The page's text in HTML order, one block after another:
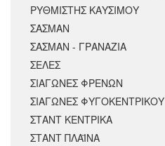
ΡΥΘΜΙΣΤΗΣ ΚΑΥΣΙΜΟΥ
ΣΑΣΜΑΝ
ΣΑΣΜΑΝ - ΓΡΑΝΑΖΙΑ
ΣΕΛΕΣ
ΣΙΑΓΩΝΕΣ ΦΡΕΝΩΝ
ΣΙΑΓΩΝΕΣ ΦΥΓΟΚΕΝΤΡΙΚΟΥ
ΣΤΑΝΤ ΚΕΝΤΡΙΚΑ
ΣΤΑΝΤ ΠΛΑΪΝΑ